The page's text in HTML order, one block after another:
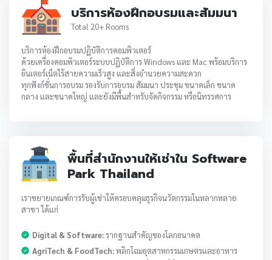
บริการห้องฝึกอบรมและสัมมนา
Total 20+ Rooms
บริการห้องฝึกอบรมปฏิบัติการคอมพิวเตอร์
ด้วยเครื่องคอมพิวเตอร์ระบบปฏิบัติการ Windows และ Mac พร้อมบริการ
อินเตอร์เน็ตไร้สายความเร็วสูง และสิ่งอำนวยความสะดวก
ทุกฟังก์ชั่นการอบรม รองรับการอบรม สัมมนา ประชุม ขนาดเล็ก ขนาด
กลาง และขนาดใหญ่ และยังมีพื้นสำหรับจัดกิจกรรม หรือนิทรรศการ
พื้นที่สำนักงานให้เช่าใน Software
Park Thailand
เราขยายเกณฑ์การรับผู้เช่าให้ครอบคลุมธุรกิจนวัตกรรมในหลากหลาย
สาขา ได้แก่
Digital & Software:รากฐานสำคัญของโลกอนาคต
AgriTech & FoodTech:พลิกโฉมอุตสาหกรรมเกษตรและอาหาร